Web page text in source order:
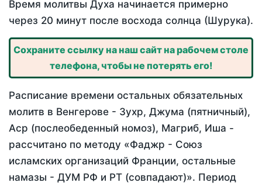
Время молитвы Духа начинается примерно
через 20 минут после восхода солнца (Шурука).
Сохраните ссылку на наш сайт на рабочем столе
телефона, чтобы не потерять его!
Расписание времени остальных обязательных
молитв в Венгерове - Зухр, Джума (пятничный),
Аср (послеобеденный номоз), Магриб, Иша -
рассчитано по методу «Фаджр - Союз
исламских организаций Франции, остальные
намазы - ДУМ РФ и РТ (совпадают)». Период